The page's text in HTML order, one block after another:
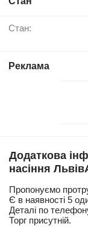
Стан:
Реклама
Додаткова
насіння
Пропонуємо
Є в наявності 5
Деталі по
Торг присутній.